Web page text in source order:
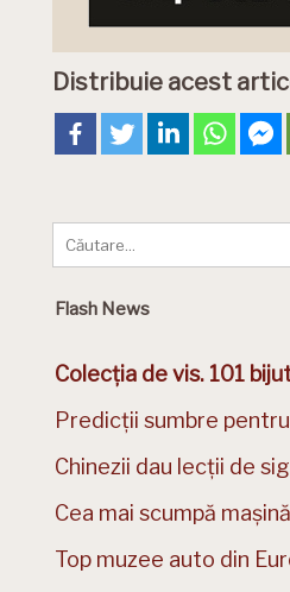
Distribuie acest
Flash News
Colecția de vis. 101
Predicții sumbre
Chinezii dau lecții de
Cea mai scumpă
Top muzee auto din